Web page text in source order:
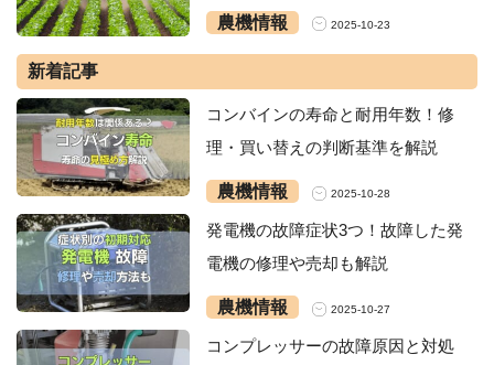
入
農機情報 2025-10-23
新着記事
コンバインの寿命と耐用年数！修
理・買い替えの判断基準を解説
農機情報 2025-10-28
発電機の故障症状3つ！故障した発
電機の修理や売却も解説
農機情報 2025-10-27
コンプレッサーの故障原因と対処